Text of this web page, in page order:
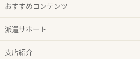
おすすめコンテンツ
派遣サポート
支店紹介